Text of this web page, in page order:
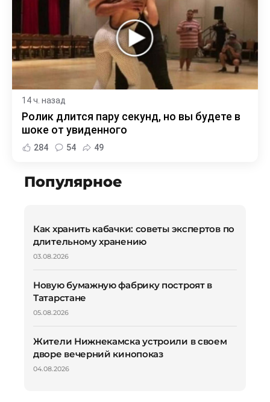
14 ч. назад
Ролик длится пару секунд, но вы будете в
шоке от увиденного
284 54 49
Популярное
Как хранить кабачки: советы экспертов по
длительному хранению
03.08.2026
Новую бумажную фабрику построят в
Татарстане
05.08.2026
Жители Нижнекамска устроили в своем
дворе вечерний кинопоказ
04.08.2026